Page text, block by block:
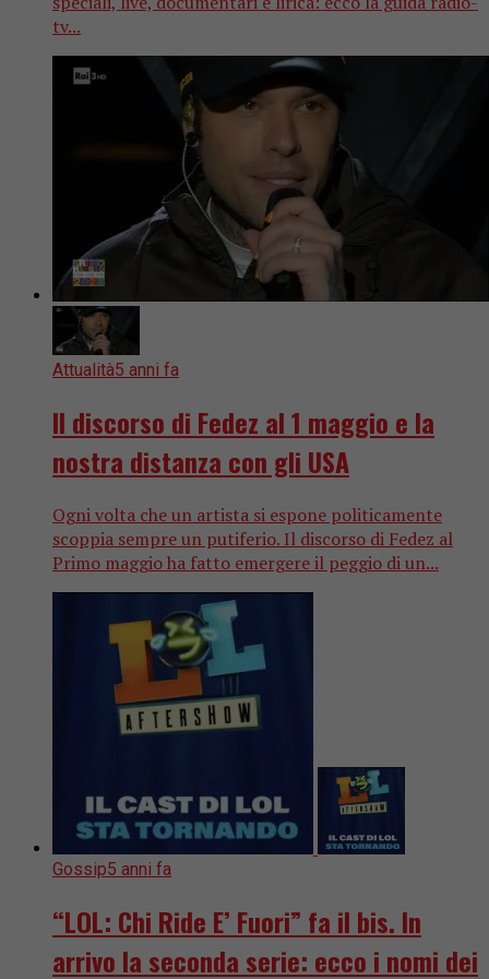
tv...
Attualità5 anni fa
Il discorso di Fedez al 1 maggio e la
nostra distanza con gli USA
Ogni volta che un artista si espone politicamente
scoppia sempre un putiferio. Il discorso di Fedez al
Primo maggio ha fatto emergere il peggio di un...
Gossip5 anni fa
“LOL: Chi Ride E’ Fuori” fa il bis. In
arrivo la seconda serie: ecco i nomi dei